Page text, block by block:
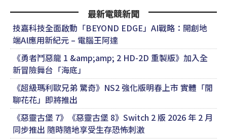
最新電競新聞
技嘉科技全面啟動「BEYOND EDGE」AI戰略：開創地
端AI應用新紀元 – 電腦王阿達
《勇者鬥惡龍 1 &amp;amp; 2 HD-2D 重製版》加入全
新冒險舞台「海底」
《超級瑪利歐兄弟 驚奇》NS2 強化版明春上市 實體「閒
聊花花」即將推出
《惡靈古堡 7》《惡靈古堡 8》Switch 2 版 2026 年 2 月
同步推出 隨時隨地享受生存恐怖刺激